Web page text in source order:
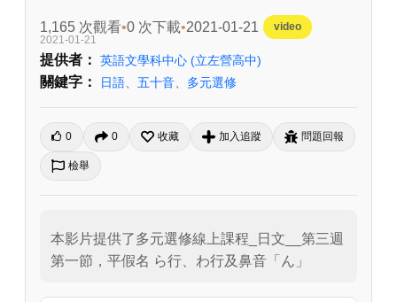
1,165 次觀看 0 次下載 2021-01-21
video
2021-01-21
提供者： 英語文學科中心 (立左營高中)
關鍵字： 日語 五十音 多元選修
0 0 收藏 加入追蹤 問題回報
檢舉
本影片提供了多元選修線上課程_日文__第三週
第一節，平假名 ら行、わ行及鼻音「ん」